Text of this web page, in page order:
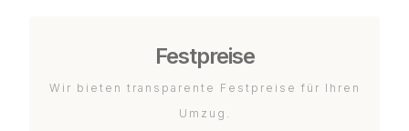
Festpreise
Wir bieten transparente Festpreise für Ihren
Umzug.